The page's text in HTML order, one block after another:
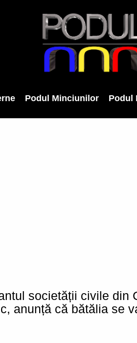
Podul Minciunilor Podul
societății civile din
anunță că bătălia se